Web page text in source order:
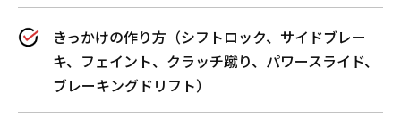
きっかけの作り方（シフトロック、サイドブレー
キ、フェイント、クラッチ蹴り、パワースライド、
ブレーキングドリフト）